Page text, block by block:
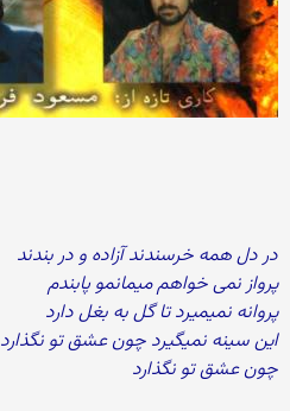
در دل همه خرسندند آزاده و در بندند
پرواز نمی خواهم میمانمو پابندم
پروانه نمیمیرد تا گل به بغل دارد
این سینه نمیگیرد چون عشق تو نگذارد
چون عشق تو نگذارد